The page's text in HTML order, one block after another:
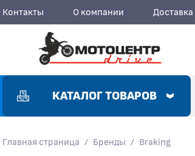
Контакты О компании Доставка
КАТАЛОГ ТОВАРОВ
Главная страница / Бренды / Braking